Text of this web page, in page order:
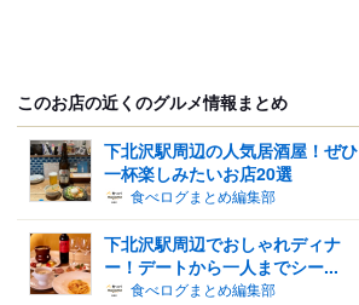
このお店の近くのグルメ情報まとめ
下北沢駅周辺の人気居酒屋！ぜひ
一杯楽しみたいお店20選
食べログまとめ編集部
下北沢駅周辺でおしゃれディナ
ー！デートから一人までシー...
食べログまとめ編集部